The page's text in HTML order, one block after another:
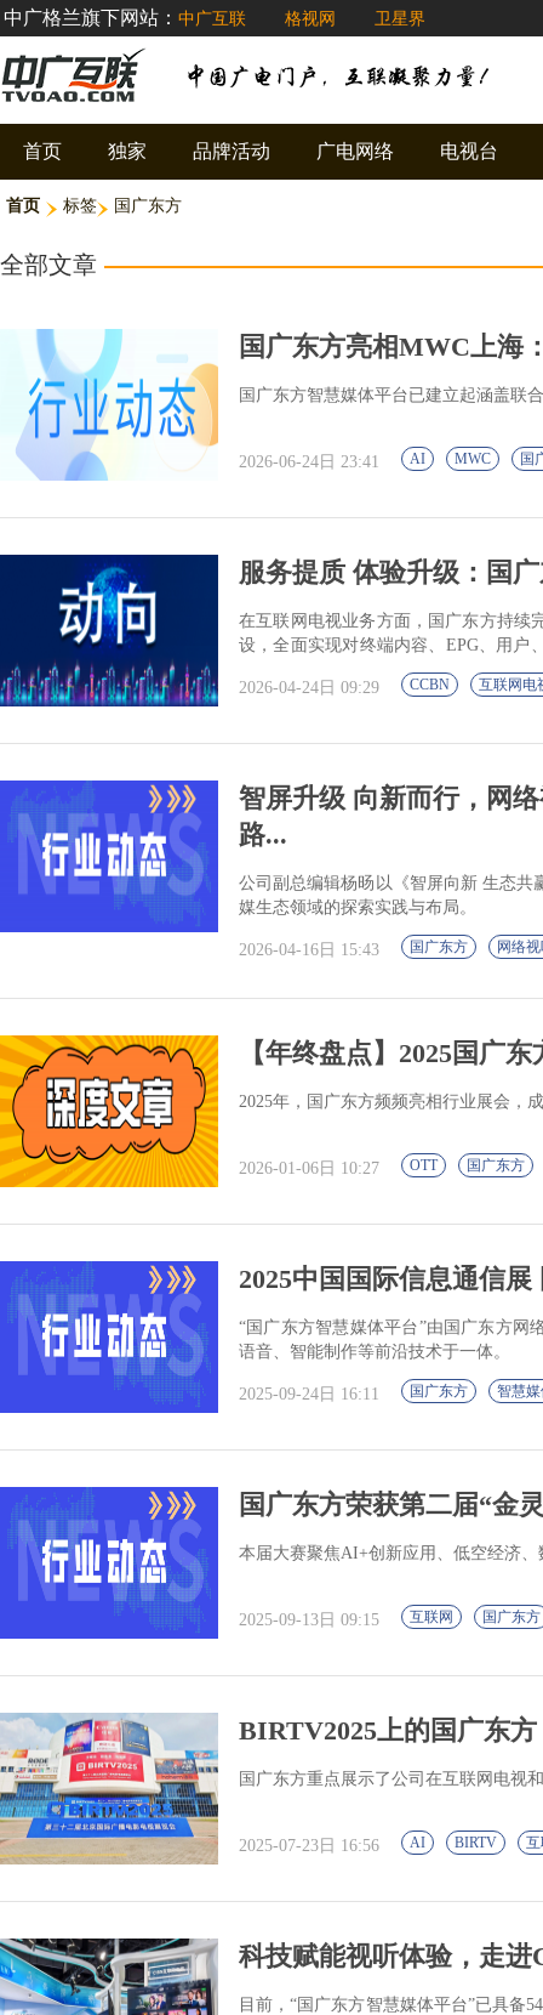
中广格兰旗下网站： 中广互联 格视网 卫星界
首页 独家 品牌活动 广电网络 电视台
首页 标签 国广东方
全部文章
国广东方亮相MWC上海
国广东方智慧媒体平台已建立起涵盖联
2026-06-24日 23:41 AI MWC 国
服务提质 体验升级：国
在互联网电视业务方面，国广东方持续
设，全面实现对终端内容、EPG、用户
2026-04-24日 09:29
CCBN 互联网电
智屏升级 向新而行，网
路...
公司副总编辑杨旸以《智屏向新 生态
媒生态领域的探索实践与布局。
2026-04-16日 15:43 国广东方 网络
【年终盘点】2025国广
2025年，国广东方频频亮相行业展会，
2026-01-06日 10:27 OTT 国广东方
2025中国国际信息通信
“国广东方智慧媒体平台”由国广东方网
语音、智能制作等前沿技术于一体。
2025-09-24日 16:11 国广东方 智慧
国广东方荣获第二届“金
本届大赛聚焦AI+创新应用、低空经济
2025-09-13日 09:15 互联网 国广东方
BIRTV2025上的国广东
国广东方重点展示了公司在互联网电视
2025-07-23日 16:56 AI BIRTV
科技赋能视听体验，走进
目前，“国广东方智慧媒体平台”已具备